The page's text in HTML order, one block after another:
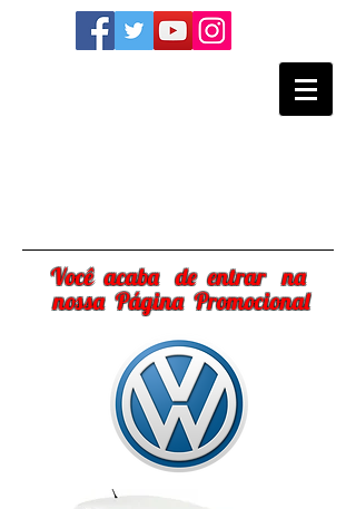
Você acaba de entrar na
nossa Página Promocional